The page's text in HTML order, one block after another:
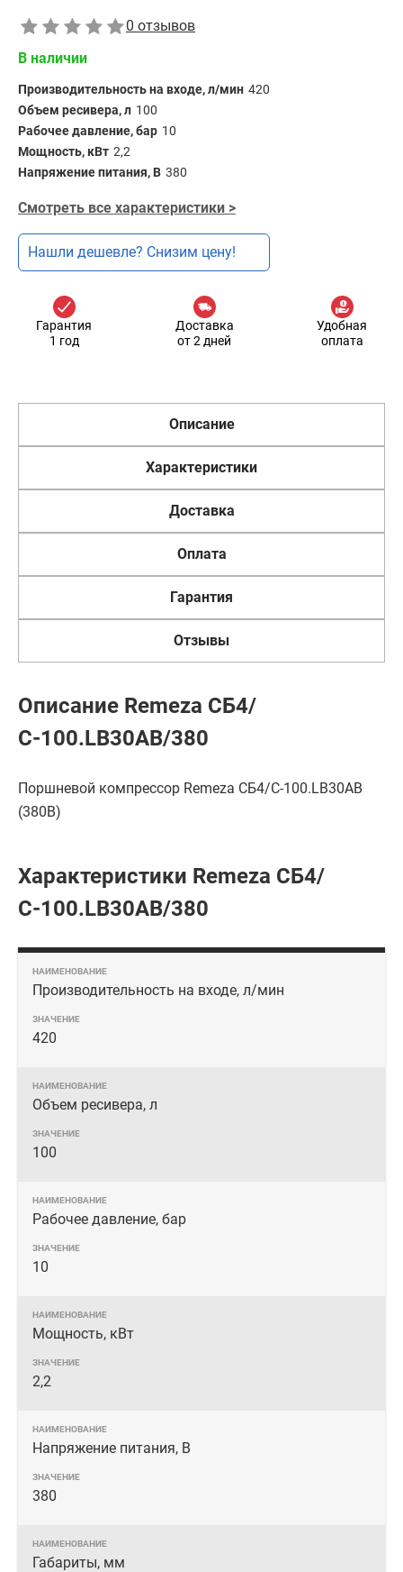
0 отзывов
В наличии
Производительность на входе, л/мин 420
Объем ресивера, л 100
Рабочее давление, бар 10
Мощность, кВт 2,2
Напряжение питания, В 380
Смотреть все характеристики >
Нашли дешевле? Снизим цену!
Гарантия
1 год
Доставка
от 2 дней
Удобная
оплата
Описание
Характеристики
Доставка
Оплата
Гарантия
Отзывы
Описание Remeza СБ4/
С-100.LB30АВ/380
Поршневой компрессор Remeza СБ4/С-100.LB30АВ
(380В)
Характеристики Remeza СБ4/
С-100.LB30АВ/380
Производительность на входе, л/мин
420
Объем ресивера, л
100
Рабочее давление, бар
10
Мощность, кВт
2,2
Напряжение питания, В
380
Габариты, мм